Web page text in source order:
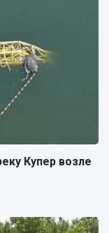
Купер возле